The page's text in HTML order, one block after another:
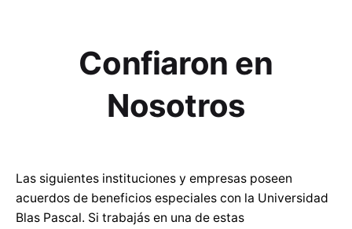
Confiaron en
Nosotros
Las siguientes instituciones y empresas poseen
acuerdos de beneficios especiales con la Universidad
Blas Pascal. Si trabajás en una de estas